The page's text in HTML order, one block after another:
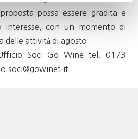
possa essere gradita e
interesse, con un momento di
delle attività di agosto.
Soci Go Wine tel. 0173